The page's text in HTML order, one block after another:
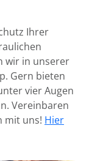
Ihrer
wir in unserer
Gern bieten
vier Augen
Vereinbaren
mit uns! Hier